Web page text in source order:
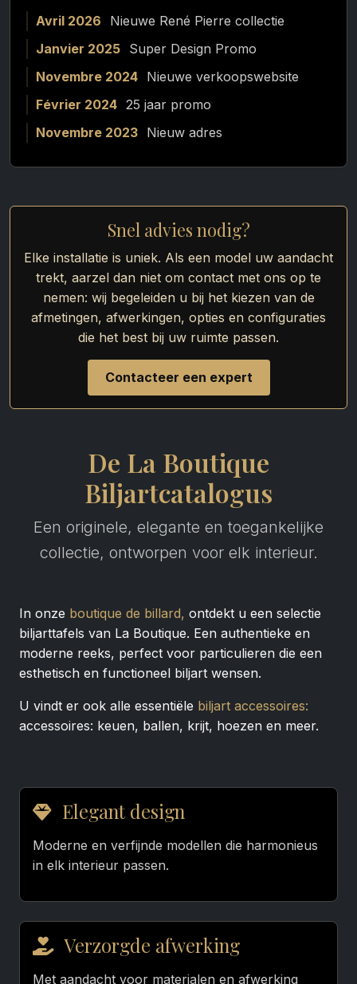
Avril 2026
Nieuwe René Pierre collectie
Janvier 2025 Super Design Promo
Novembre 2024 Nieuwe verkoopswebsite
Février 2024 25 jaar promo
Novembre 2023 Nieuw adres
Snel advies nodig?
Elke installatie is uniek. Als een model uw aandacht
trekt, aarzel dan niet om contact met ons op te
nemen: wij begeleiden u bij het kiezen van de
afmetingen, afwerkingen, opties en configuraties
die het best bij uw ruimte passen.
Contacteer een expert
De La Boutique
Biljartcatalogus
Een originele, elegante en toegankelijke
collectie, ontworpen voor elk interieur.
In onze boutique de billard, ontdekt u een selectie
biljarttafels van La Boutique. Een authentieke en
moderne reeks, perfect voor particulieren die een
esthetisch en functioneel biljart wensen.
U vindt er ook alle essentiële biljart accessoires:
accessoires: keuen, ballen, krijt, hoezen en meer.
Elegant design
Moderne en verfijnde modellen die harmonieus
in elk interieur passen.
Verzorgde afwerking
Met aandacht voor materialen en afwerking